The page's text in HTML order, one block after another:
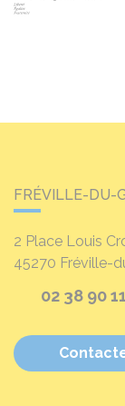
FRÉVILLE-DU-
2 Place Louis
45270 Fréville-
02 38 90